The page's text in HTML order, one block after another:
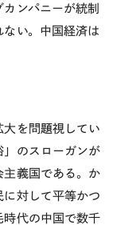
ンパニーが統制
い。中国経済は
大を問題視してい
」のスローガンが
主義国である。か
に対して平等かつ
時代の中国で数千